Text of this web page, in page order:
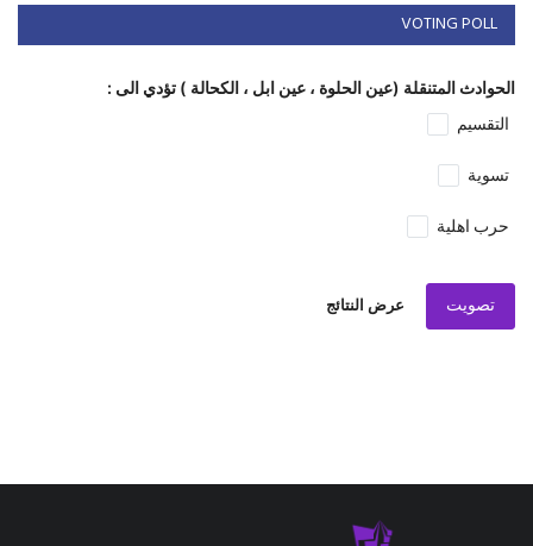
VOTING POLL
الحوادث المتنقلة (عين الحلوة ، عين ابل ، الكحالة ) تؤدي الى :
التقسيم
تسوية
حرب اهلية
تصويت عرض النتائج